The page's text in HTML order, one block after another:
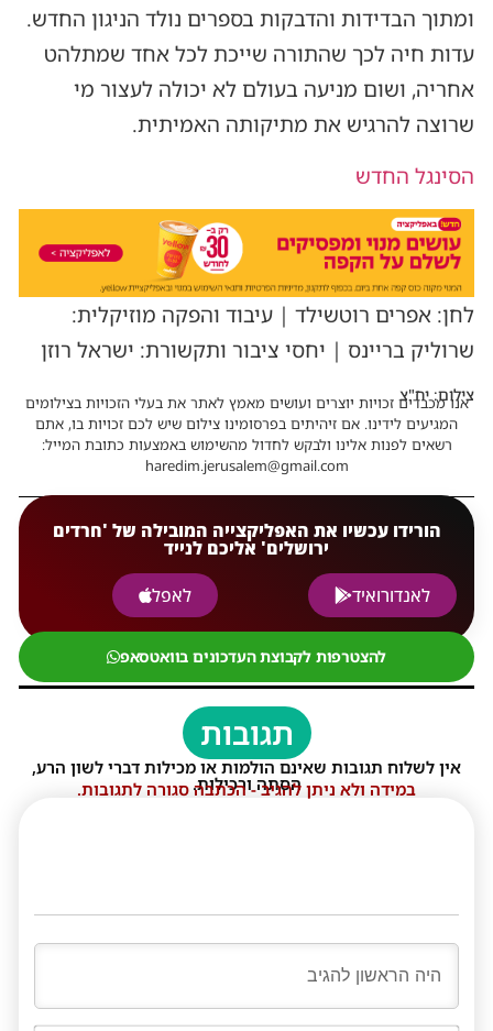
ומתוך הבדידות והדבקות בספרים נולד הניגון החדש.
עדות חיה לכך שהתורה שייכת לכל אחד שמתלהט
אחריה, ושום מניעה בעולם לא יכולה לעצור מי
שרוצה להרגיש את מתיקותה האמיתית.
הסינגל החדש
לחן: אפרים רוטשילד | עיבוד והפקה מוזיקלית:
שרוליק בריינס | יחסי ציבור ותקשורת: ישראל רוזן
צילום: יח"צ
אנו מכבדים זכויות יוצרים ועושים מאמץ לאתר את בעלי הזכויות בצילומים
המגיעים לידינו. אם זיהיתים בפרסומינו צילום שיש לכם זכויות בו, אתם
רשאים לפנות אלינו ולבקש לחדול מהשימוש באמצעות כתובת המייל:
haredim.jerusalem@gmail.com
הורידו עכשיו את האפליקצייה המובילה של 'חרדים
ירושלים' אליכם לנייד
לאנדורואיד
לאפל
להצטרפות לקבוצת העדכונים בוואטסאפ
תגובות
אין לשלוח תגובות שאינם הולמות או מכילות דברי לשון הרע,
הסתה ורכילות.
במידה ולא ניתן להגיב - הכתבה סגורה לתגובות.